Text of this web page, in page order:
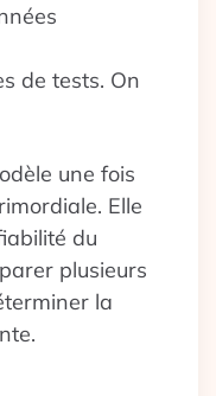
de tests. On
une fois
Elle
du
plusieurs
la